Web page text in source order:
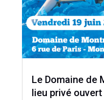
Le Domaine de
lieu privé